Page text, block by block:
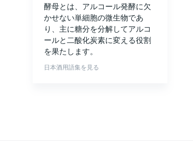
酵母とは、アルコール発酵に欠
かせない単細胞の微生物であ
り、主に糖分を分解してアルコ
ールと二酸化炭素に変える役割
を果たします。
日本酒用語集を見る